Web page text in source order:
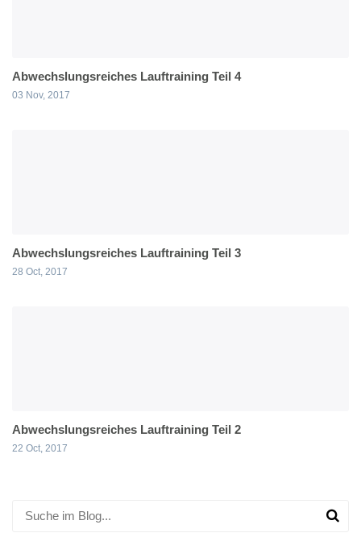
Abwechslungsreiches Lauftraining Teil 4
03 Nov, 2017
Abwechslungsreiches Lauftraining Teil 3
28 Oct, 2017
Abwechslungsreiches Lauftraining Teil 2
22 Oct, 2017